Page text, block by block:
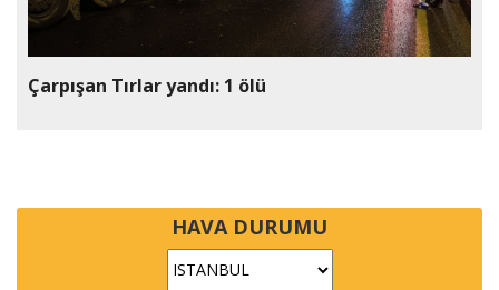
Çarpışan Tırlar yandı: 1 ölü
HAVA DURUMU